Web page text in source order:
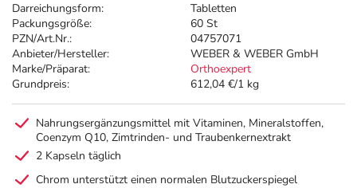
Darreichungsform:
Tabletten
Packungsgröße:
60 St
PZN/Art.Nr.:
04757071
Anbieter/Hersteller:
WEBER & WEBER GmbH
Marke/Präparat:
Orthoexpert
Grundpreis:
612,04 €/1 kg
Nahrungsergänzungsmittel mit Vitaminen, Mineralstoffen,
Coenzym Q10, Zimtrinden- und Traubenkernextrakt
2 Kapseln täglich
Chrom unterstützt einen normalen Blutzuckerspiegel